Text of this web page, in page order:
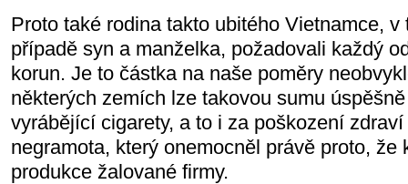
Proto také rodina takto ubitého Vietnamce, v
případě syn a manželka, požadovali každý
korun. Je to částka na naše poměry
některých zemích lze takovou sumu
vyrábějící cigarety, a to i za poškození
negramota, který onemocněl právě proto, že
produkce žalované firmy.